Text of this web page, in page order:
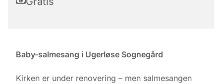
Baby-salmesang i Ugerløse Sognegård
Kirken er under renovering – men salmesangen